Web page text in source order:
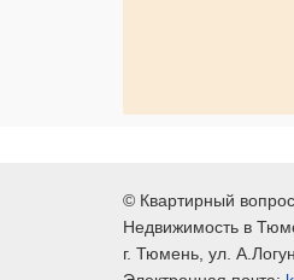
© Квартирный вопрос
Недвижимость в
г. Тюмень , ул.